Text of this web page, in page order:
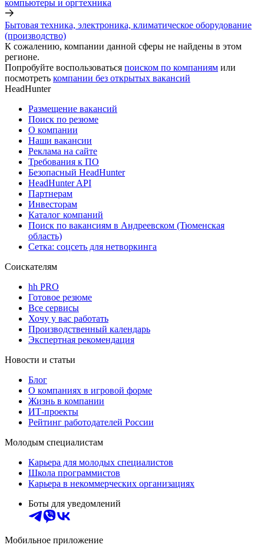
компьютеры и оргтехника
Бытовая техника, электроника, климатическое оборудование
(производство)
К сожалению, компании данной сферы не найдены в этом
регионе.
Попробуйте воспользоваться поиском по компаниям или
посмотреть компании без открытых вакансий
HeadHunter
Размещение вакансий
Поиск по резюме
О компании
Наши вакансии
Реклама на сайте
Требования к ПО
Безопасный HeadHunter
HeadHunter API
Партнерам
Инвесторам
Каталог компаний
Поиск по вакансиям в Андреевском (Тюменская
область)
Сетка: соцсеть для нетворкинга
Соискателям
hh PRO
Готовое резюме
Все сервисы
Хочу у вас работать
Производственный календарь
Экспертная рекомендация
Новости и статьи
Блог
О компаниях в игровой форме
Жизнь в компании
ИТ-проекты
Рейтинг работодателей России
Молодым специалистам
Карьера для молодых специалистов
Школа программистов
Карьера в некоммерческих организациях
Боты для уведомлений
Мобильное приложение